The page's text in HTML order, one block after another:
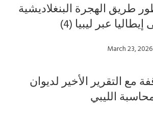
طريق الهجرة البنغلاديشية
إيطاليا عبر ليبيا (4)
March 23, 2026
مع التقرير الأخير لديوان
الليبي